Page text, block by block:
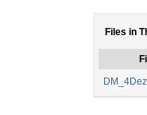
Files in